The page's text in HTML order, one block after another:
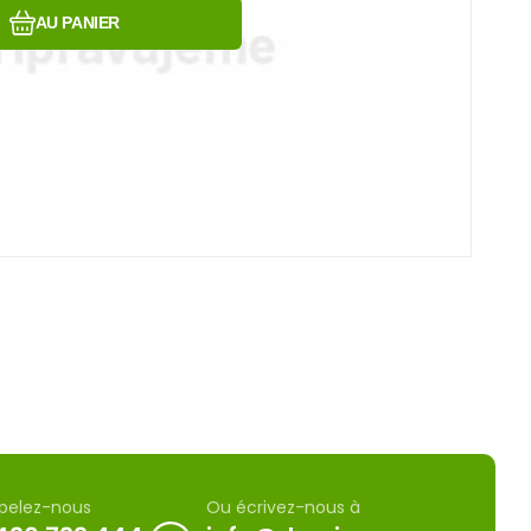
AU PANIER
nous Ou écrivez-nous à